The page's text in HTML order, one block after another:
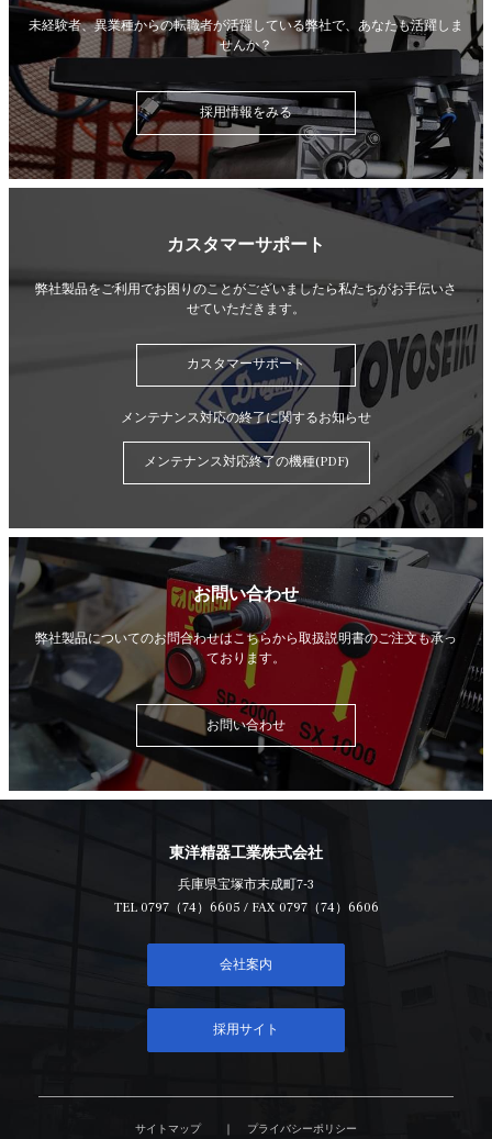
未経験者、異業種からの転職者が活躍している弊社で、 あなたも活躍しま
せんか？
採用情報をみる
カスタマーサポート
弊社製品をご利用でお困りのことがございましたら私たちがお手伝いさ
せていただきます。
カスタマーサポート
メンテナンス対応の終了に関するお知らせ
メンテナンス対応終了の機種(PDF)
お問い合わせ
弊社製品についてのお問合わせはこちらから取扱説明書のご注文も承っ
ております。
お問い合わせ
東洋精器工業株式会社
兵庫県宝塚市末成町7-3
TEL 0797（74）6605 / FAX 0797（74）6606
会社案内
採用サイト
サイトマップ プライバシーポリシー